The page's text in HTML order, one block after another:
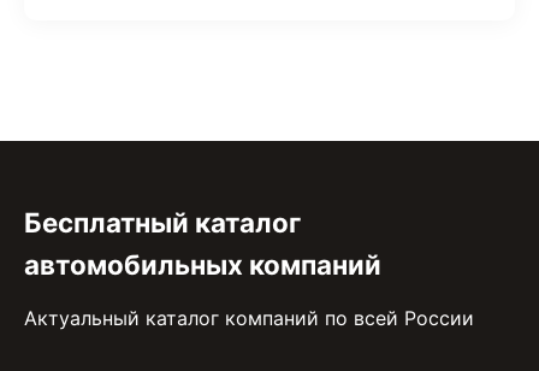
Бесплатный каталог
автомобильных компаний
Актуальный каталог компаний по всей России